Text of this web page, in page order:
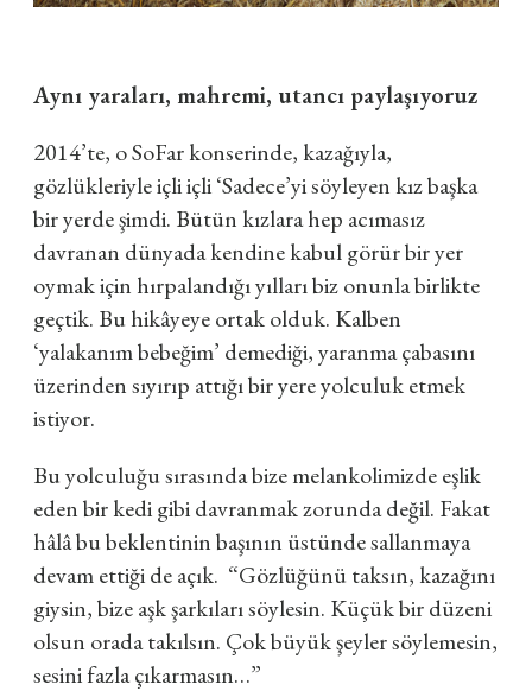
Aynı yaraları, mahremi, utancı paylaşıyoruz
2014’te, o SoFar konserinde, kazağıyla,
gözlükleriyle içli içli ‘Sadece’yi söyleyen kız başka
bir yerde şimdi. Bütün kızlara hep acımasız
davranan dünyada kendine kabul görür bir yer
oymak için hırpalandığı yılları biz onunla birlikte
geçtik. Bu hikâyeye ortak olduk. Kalben
‘yalakanım bebeğim’ demediği, yaranma çabasını
üzerinden sıyırıp attığı bir yere yolculuk etmek
istiyor.
Bu yolculuğu sırasında bize melankolimizde eşlik
eden bir kedi gibi davranmak zorunda değil. Fakat
hâlâ bu beklentinin başının üstünde sallanmaya
devam ettiği de açık. “Gözlüğünü taksın, kazağını
giysin, bize aşk şarkıları söylesin. Küçük bir düzeni
olsun orada takılsın. Çok büyük şeyler söylemesin,
sesini fazla çıkarmasın…”